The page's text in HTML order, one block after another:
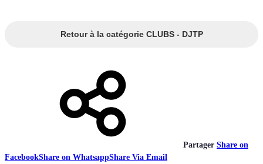
Retour à la catégorie CLUBS - DJTP
Partager Share on
FacebookShare on WhatsappShare Via Email